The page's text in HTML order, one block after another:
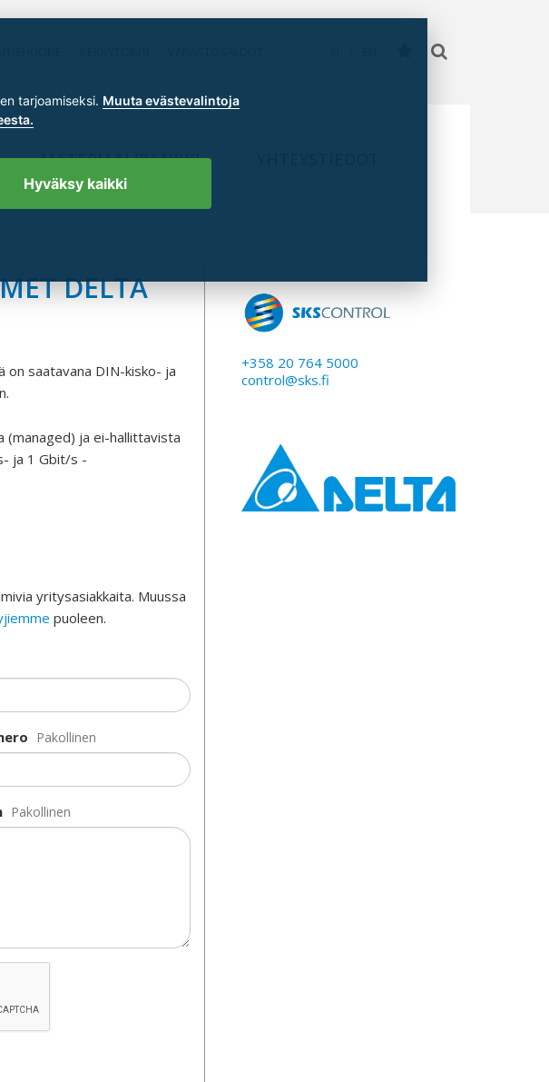
MATERIAALIPANKKI
DELTA
on saatavana DIN-kisko- ja
(managed) ja ei-hallittavista
ja 1 Gbit/s -
yritysasiakkaita. Muussa
puoleen.
Pakollinen
Pakollinen
+358 20 764 5000
control@sks.fi
tarjoamiseksi. Muuta evästevalintoja
Hyväksy kaikki